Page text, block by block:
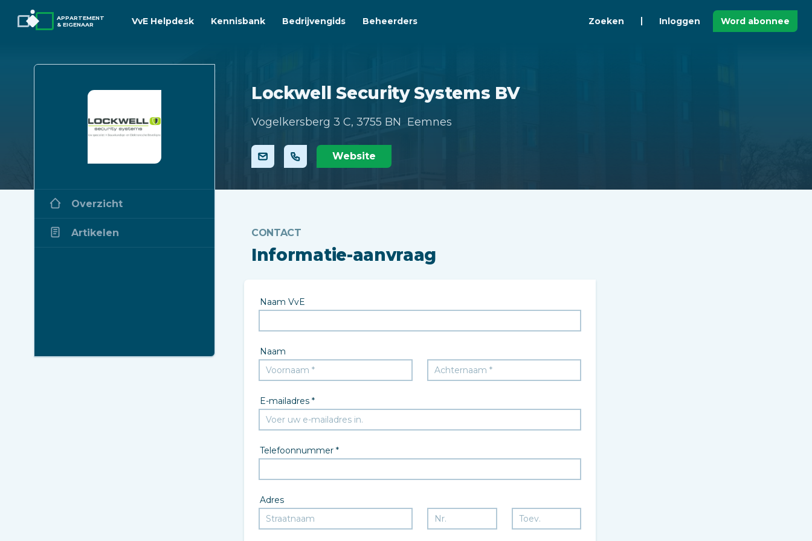
APPARTEMENT
& EIGENAAR
VvE Helpdesk Kennisbank Bedrijvengids Beheerders Zoeken Inloggen Word abonnee
Lockwell Security Systems BV
Vogelkersberg 3 C, 3755 BN Eemnes
Website
Overzicht
Artikelen CONTACT
Informatie-aanvraag
Naam VvE
Naam
E-mailadres *
Telefoonnummer *
Adres